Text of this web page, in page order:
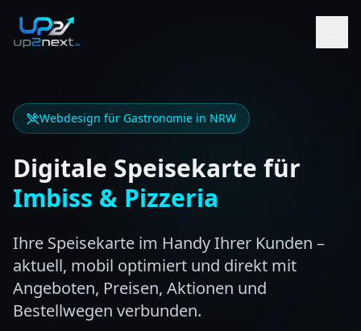
Webdesign für Gastronomie in NRW
Digitale Speisekarte für
Imbiss & Pizzeria
Ihre Speisekarte im Handy Ihrer Kunden –
aktuell, mobil optimiert und direkt mit
Angeboten, Preisen, Aktionen und
Bestellwegen verbunden.